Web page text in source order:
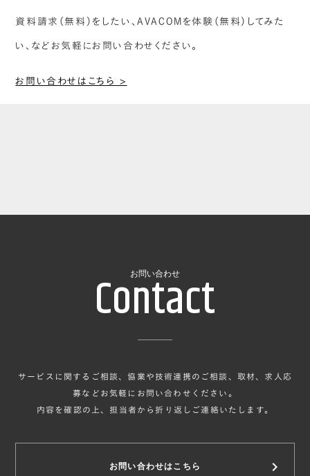
資料請求（無料）をしたい、AVACOMを体験（無料）してみた
い、などお気軽にお問い合わせください。
お問い合わせはこちら >
お問い合わせ
Contact
サービスに関するご相談、協業や技術連携のご相談、取材、求人応
募などお気軽にお問い合わせください。
内容を確認の上、担当者から折り返しご連絡いたします。
お問い合わせはこちら keyboard_arrow_right